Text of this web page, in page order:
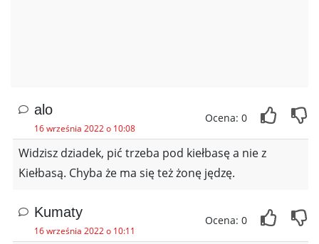
alo
16 września 2022 o 10:08
Ocena: 0
Widzisz dziadek, pić trzeba pod kiełbasę a nie z
Kiełbasą. Chyba że ma się też żonę jędzę.
Kumaty
16 września 2022 o 10:11
Ocena: 0